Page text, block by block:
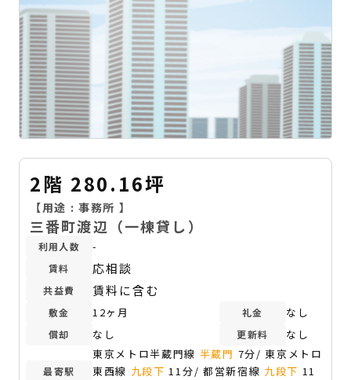
2階 280.16坪
【用途 :事務所 】
三番町渡辺（一棟貸し）
利用人数 -
賃料 応相談
共益費 賃料に含む
敷金 12ヶ月 礼金 なし
償却 なし 更新料 なし
最寄駅
東京メトロ半蔵門線 半蔵門 7分/ 東京メトロ
東西線 九段下 11分/ 都営新宿線 九段下 11